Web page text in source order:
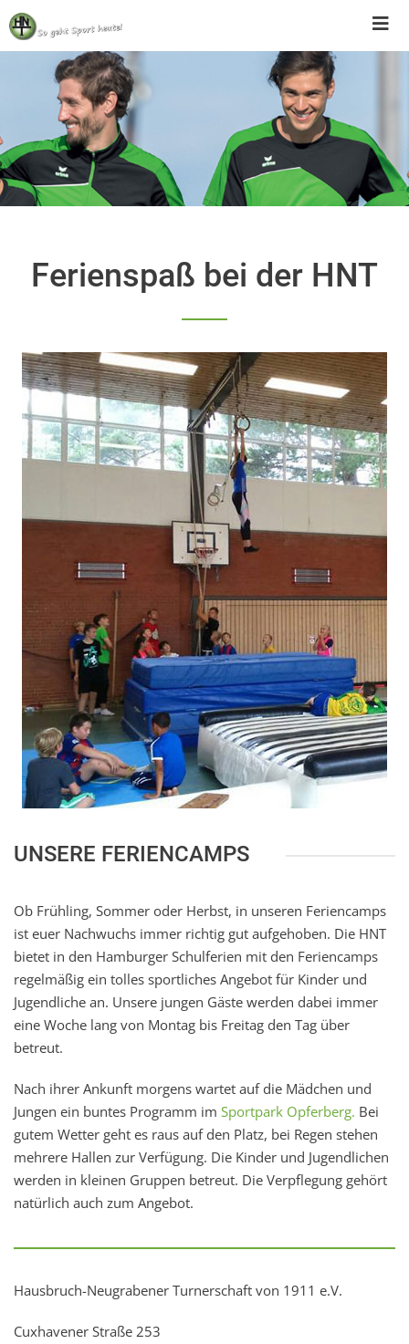
Skip
to
content
Ferienspaß bei der HNT
UNSERE FERIENCAMPS
Ob Frühling, Sommer oder Herbst, in unseren Feriencamps
ist euer Nachwuchs immer richtig gut aufgehoben. Die HNT
bietet in den Hamburger Schulferien mit den Feriencamps
regelmäßig ein tolles sportliches Angebot für Kinder und
Jugendliche an. Unsere jungen Gäste werden dabei immer
eine Woche lang von Montag bis Freitag den Tag über
betreut.
Nach ihrer Ankunft morgens wartet auf die Mädchen und
Jungen ein buntes Programm im Sportpark Opferberg. Bei
gutem Wetter geht es raus auf den Platz, bei Regen stehen
mehrere Hallen zur Verfügung. Die Kinder und Jugendlichen
werden in kleinen Gruppen betreut. Die Verpflegung gehört
natürlich auch zum Angebot.
Hausbruch-Neugrabener Turnerschaft von 1911 e.V.
Cuxhavener Straße 253